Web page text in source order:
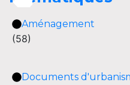
Aménagement
(58)
Documents